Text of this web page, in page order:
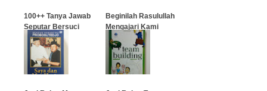
100++ Tanya Jawab
Seputar Bersuci
…
Beginilah Rasulullah
Mengajari Kami
…